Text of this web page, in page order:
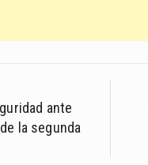
ante
la segunda